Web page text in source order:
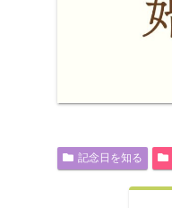
記念日を知る